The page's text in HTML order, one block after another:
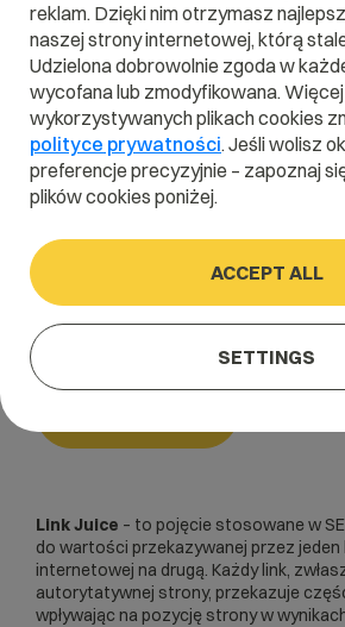
A B C D E F
J
K L M N O
S
T U V W X
Home/Dictionary/SEO i SEM/Link Juice
Link Juice
Link Juice – to pojęcie stosowane w
do wartości przekazywanej przez jeden
internetowej na drugą. Każdy link,
autorytatywnej strony, przekazuje
wpływając na pozycję strony w
reklam. Dzięki nim otrzymasz
naszej strony internetowej, którą
Udzielona dobrowolnie zgoda w
wycofana lub zmodyfikowana.
wykorzystywanych plikach cookies
polityce prywatności. Jeśli wolisz
preferencje precyzyjnie – zapoznaj
plików cookies poniżej.
ACCEPT ALL
SETTINGS